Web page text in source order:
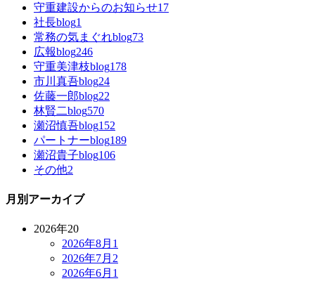
守重建設からのお知らせ17
社長blog1
常務の気まぐれblog73
広報blog246
守重美津枝blog178
市川真吾blog24
佐藤一郎blog22
林賢二blog570
瀬沼慎吾blog152
パートナーblog189
瀬沼貴子blog106
その他2
月別アーカイブ
2026年20
2026年8月 1
2026年7月 2
2026年6月 1